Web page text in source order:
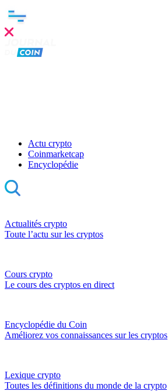
Actu crypto
Coinmarketcap
Encyclopédie
Actualités crypto
Toute l’actu sur les cryptos
Cours crypto
Le cours des cryptos en direct
Encyclopédie du Coin
Améliorez vos connaissances sur les cryptos
Lexique crypto
Toutes les définitions du monde de la crypto